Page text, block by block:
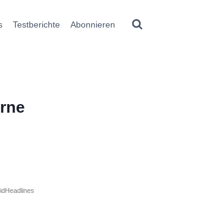
Testberichte Abonnieren